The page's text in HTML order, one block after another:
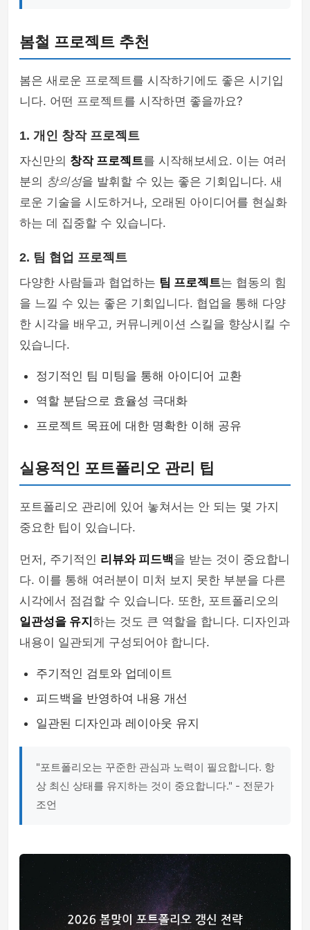
봄철 프로젝트 추천
봄은 새로운 프로젝트를 시작하기에도 좋은 시기입
니다. 어떤 프로젝트를 시작하면 좋을까요?
1. 개인 창작 프로젝트
자신만의 창작 프로젝트를 시작해보세요. 이는 여러
분의 창의성을 발휘할 수 있는 좋은 기회입니다. 새
로운 기술을 시도하거나, 오래된 아이디어를 현실화
하는 데 집중할 수 있습니다.
2. 팀 협업 프로젝트
다양한 사람들과 협업하는 팀 프로젝트는 협동의 힘
을 느낄 수 있는 좋은 기회입니다. 협업을 통해 다양
한 시각을 배우고, 커뮤니케이션 스킬을 향상시킬 수
있습니다.
정기적인 팀 미팅을 통해 아이디어 교환
역할 분담으로 효율성 극대화
프로젝트 목표에 대한 명확한 이해 공유
실용적인 포트폴리오 관리 팁
포트폴리오 관리에 있어 놓쳐서는 안 되는 몇 가지
중요한 팁이 있습니다.
먼저, 주기적인 리뷰와 피드백을 받는 것이 중요합니
다. 이를 통해 여러분이 미처 보지 못한 부분을 다른
시각에서 점검할 수 있습니다. 또한, 포트폴리오의
일관성을 유지 하는 것도 큰 역할을 합니다. 디자인과
내용이 일관되게 구성되어야 합니다.
주기적인 검토와 업데이트
피드백을 반영하여 내용 개선
일관된 디자인과 레이아웃 유지
"포트폴리오는 꾸준한 관심과 노력이 필요합니다. 항
상 최신 상태를 유지하는 것이 중요합니다." - 전문가
조언